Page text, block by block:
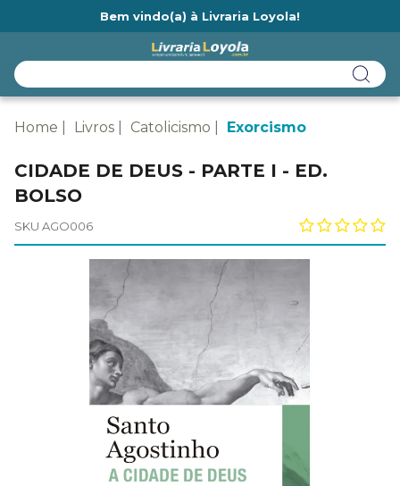
Bem vindo(a) à Livraria Loyola!
Home Livros Catolicismo Exorcismo
CIDADE DE DEUS - PARTE I - ED.
BOLSO
SKU AGO006